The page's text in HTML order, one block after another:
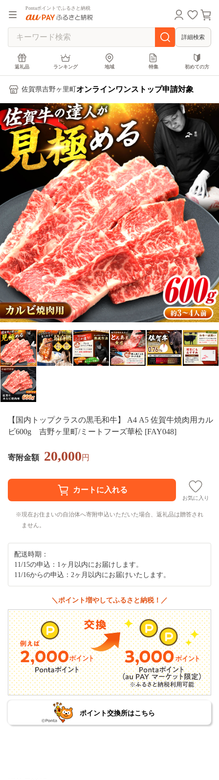
Pontaポイントでふるさと納税
詳細検索
返礼品 ランキング 地域 特集 初めての方
佐賀県吉野ヶ里町 オンラインワンストップ申請対象
【国内トップクラスの黒毛和牛】 A4 A5 佐賀牛焼肉用カル
ビ600g 吉野ヶ里町/ミートフーズ華松 [FAY048]
寄附金額 20,000円
お気に入り
現在お住まいの自治体へ寄附申込いただいた場合、返礼品は贈答され
ません。
配送時期：
11/15の申込：1ヶ月以内にお届けします。
11/16からの申込：2ヶ月以内にお届けいたします。
＼ポイント増やしてふるさと納税！／
ポイント交換所はこちら